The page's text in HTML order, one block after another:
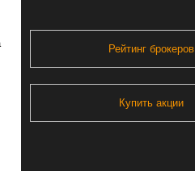
Рейтинг брокеров
Купить акции